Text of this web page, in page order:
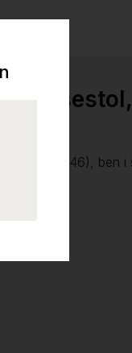
Remix 346), ben i